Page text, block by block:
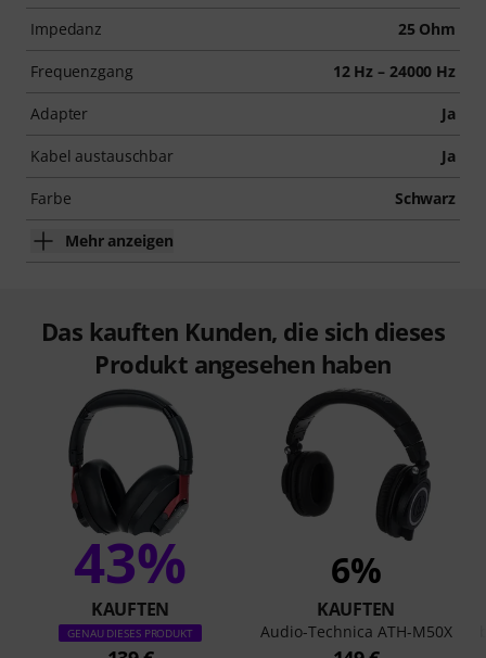
Impedanz 25 Ohm
Frequenzgang 12 Hz – 24000 Hz
Adapter Ja
Kabel austauschbar Ja
Farbe Schwarz
Mehr anzeigen
Das kauften Kunden, die sich dieses
Produkt angesehen haben
43%
KAUFTEN
GENAU DIESES PRODUKT
6%
KAUFTEN
Audio-Technica ATH-M50X